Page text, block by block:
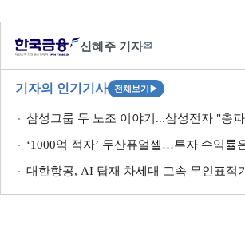
신혜주 기자✉
기자의 인기기사 전체보기 ▶
삼성그룹 두 노조 이야기...삼성전자 "총
‘1000억 적자’ 두산퓨얼셀…투자 수익률
대한항공, AI 탑재 차세대 고속 무인표적